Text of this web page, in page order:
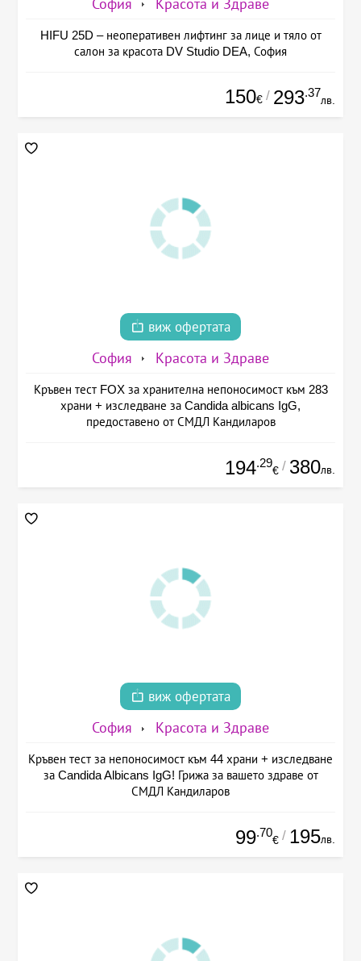
София Красота и Здраве
HIFU 25D – неоперативен лифтинг за лице и тяло от
салон за красота DV Studio DEA, София
150€ / 293.37
лв.
виж офертата
София Красота и Здраве
Кръвен тест FOX за хранителна непоносимост към 283
храни + изследване за Candida albicans IgG,
предоставено от СМДЛ Кандиларов
194.29
€ / 380лв.
виж офертата
София Красота и Здраве
Кръвен тест за непоносимост към 44 храни + изследване
за Candida Albicans IgG! Грижа за вашето здраве от
СМДЛ Кандиларов
99.70
€ / 195лв.